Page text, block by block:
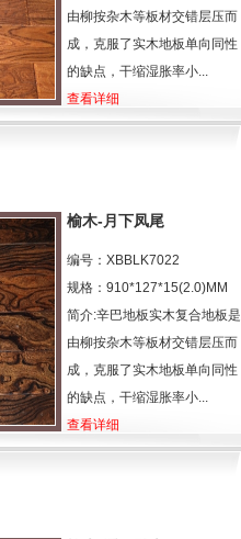
由柳按杂木等板材交错层压而
成，克服了实木地板单向同性
的缺点，干缩湿胀率小...
查看详细
榆木-月下凤尾
编号：XBBLK7022
规格：910*127*15(2.0)MM
简介:辛巴地板实木复合地板是
由柳按杂木等板材交错层压而
成，克服了实木地板单向同性
的缺点，干缩湿胀率小...
查看详细